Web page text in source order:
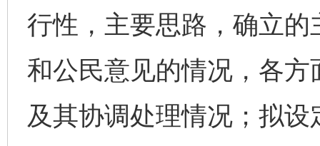
行性，主要思路，确立
和公民意见的情况，各
及其协调处理情况；拟